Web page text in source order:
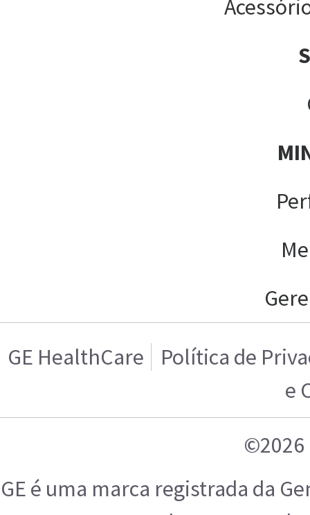
GE HealthCare
Política de
e
©2026
GE é uma marca registrada da